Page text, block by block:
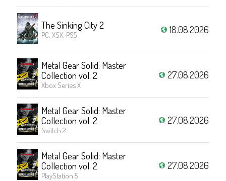
The Sinking City 2
PC, XSX, PS5 18.08.2026
Metal Gear Solid: Master
Collection vol. 2
Xbox Series X
27.08.2026
Metal Gear Solid: Master
Collection vol. 2
Switch 2
27.08.2026
Metal Gear Solid: Master
Collection vol. 2
PlayStation 5
27.08.2026